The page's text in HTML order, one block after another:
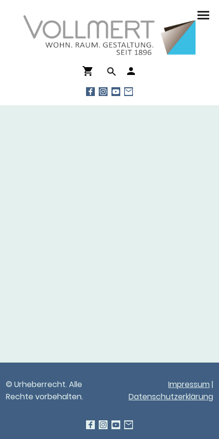
© Urheberrecht. Alle
Rechte vorbehalten.
Impressum |
Datenschutzerklärung